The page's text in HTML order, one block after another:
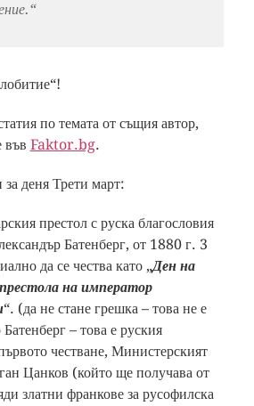
.“
по темата от същия автор,
във Faktor.bg.
деня Трети март:
престол с руска благословия
Батенберг, от 1880 г. 3
да се чества като „Ден на
на император
“. (да не стане грешка – това не е
– това е руския
честване, Министерският
Цанков (който ще получава от
златни франкове за русофилска